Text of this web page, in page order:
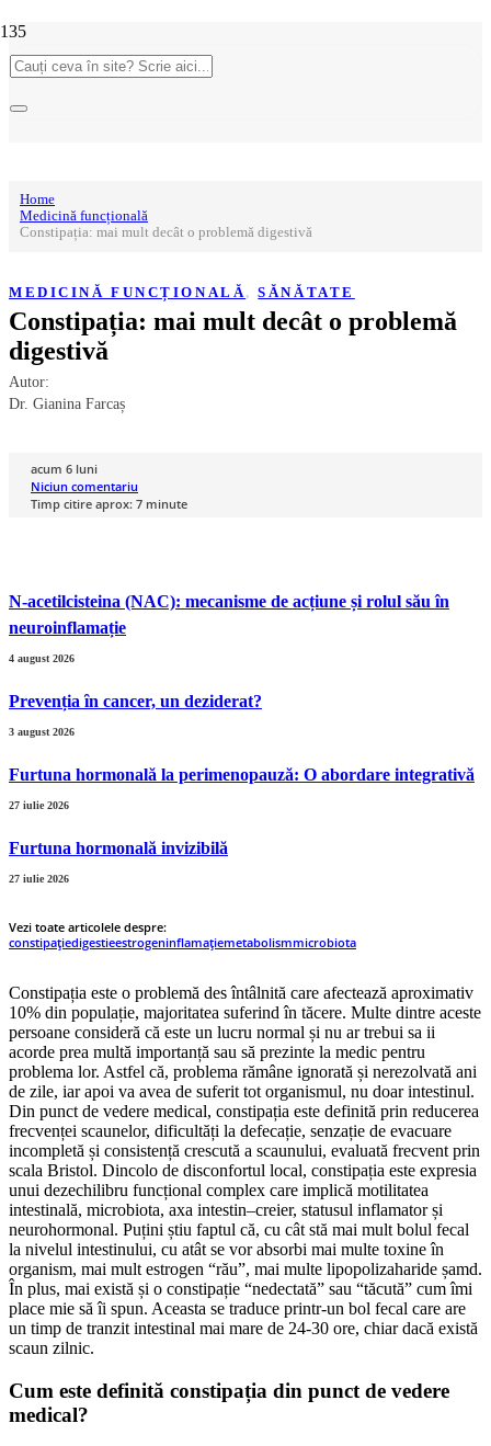
Home
Medicină funcțională
Constipația: mai mult decât o problemă digestivă
MEDICINĂ FUNCȚIONALĂ,SĂNĂTATE
Constipația: mai mult decât o problemă
digestivă
Autor:
Dr. Gianina Farcaș
acum 6 luni
Niciun comentariu
Timp citire aprox: 7 minute
N-acetilcisteina (NAC): mecanisme de acțiune și rolul său în
neuroinflamație
4 august 2026
Prevenția ȋn cancer, un deziderat?
3 august 2026
Furtuna hormonală la perimenopauză: O abordare integrativă
27 iulie 2026
Furtuna hormonală invizibilă
27 iulie 2026
Vezi toate articolele despre:
constipațiedigestieestrogeninflamațiemetabolismmicrobiota
Constipația este o problemă des întâlnită care afectează aproximativ
10% din populație, majoritatea suferind în tăcere. Multe dintre aceste
persoane consideră că este un lucru normal și nu ar trebui sa ii
acorde prea multă importanță sau să prezinte la medic pentru
problema lor. Astfel că, problema rămâne ignorată și nerezolvată ani
de zile, iar apoi va avea de suferit tot organismul, nu doar intestinul.
Din punct de vedere medical, constipația este definită prin reducerea
frecvenței scaunelor, dificultăți la defecație, senzație de evacuare
incompletă și consistență crescută a scaunului, evaluată frecvent prin
scala Bristol. Dincolo de disconfortul local, constipația este expresia
unui dezechilibru funcțional complex care implică motilitatea
intestinală, microbiota, axa intestin–creier, statusul inflamator și
neurohormonal. Puțini știu faptul că, cu cât stă mai mult bolul fecal
la nivelul intestinului, cu atât se vor absorbi mai multe toxine în
organism, mai mult estrogen “rău”, mai multe lipopolizaharide șamd.
În plus, mai există și o constipație “nedectată” sau “tăcută” cum îmi
place mie să îi spun. Aceasta se traduce printr-un bol fecal care are
un timp de tranzit intestinal mai mare de 24-30 ore, chiar dacă există
scaun zilnic.
Cum este definită constipația din punct de vedere
medical?